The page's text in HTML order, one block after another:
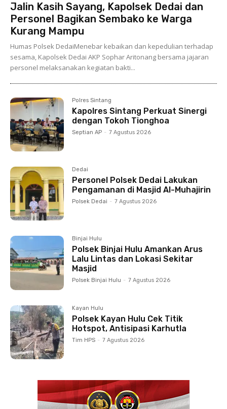
Jalin Kasih Sayang, Kapolsek Dedai dan
Personel Bagikan Sembako ke Warga
Kurang Mampu
Humas Polsek DedaiMenebar kebaikan dan kepedulian terhadap
sesama, Kapolsek Dedai AKP Sophar Aritonang bersama jajaran
personel melaksanakan kegiatan bakti...
Polres Sintang
Kapolres Sintang Perkuat Sinergi
dengan Tokoh Tionghoa
Septian AP - 7 Agustus 2026
Dedai
Personel Polsek Dedai Lakukan
Pengamanan di Masjid Al-Muhajirin
Polsek Dedai - 7 Agustus 2026
Binjai Hulu
Polsek Binjai Hulu Amankan Arus
Lalu Lintas dan Lokasi Sekitar
Masjid
Polsek Binjai Hulu - 7 Agustus 2026
Kayan Hulu
Polsek Kayan Hulu Cek Titik
Hotspot, Antisipasi Karhutla
Tim HPS - 7 Agustus 2026